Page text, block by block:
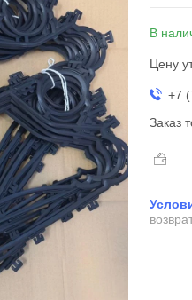
В
Цену
+7
Заказ